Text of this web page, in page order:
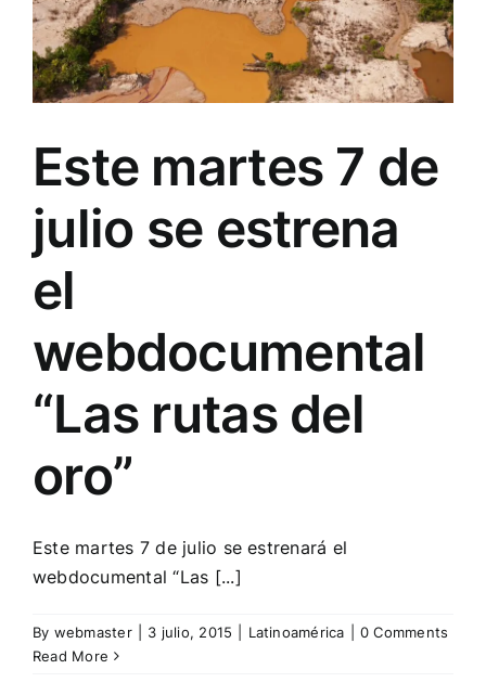
Este martes 7 de
julio se estrena
el
webdocumental
“Las rutas del
oro”
Este martes 7 de julio se estrenará el
webdocumental “Las [...]
By webmaster 3 julio, 2015 Latinoamérica
0 Comments
Read More